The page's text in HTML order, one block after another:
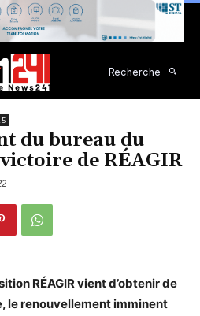
Recherche
du bureau du
de RÉAGIR
RÉAGIR vient d’obtenir de
le renouvellement imminent